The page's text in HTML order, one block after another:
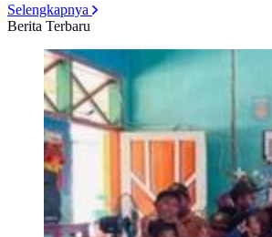
Selengkapnya
Berita Terbaru